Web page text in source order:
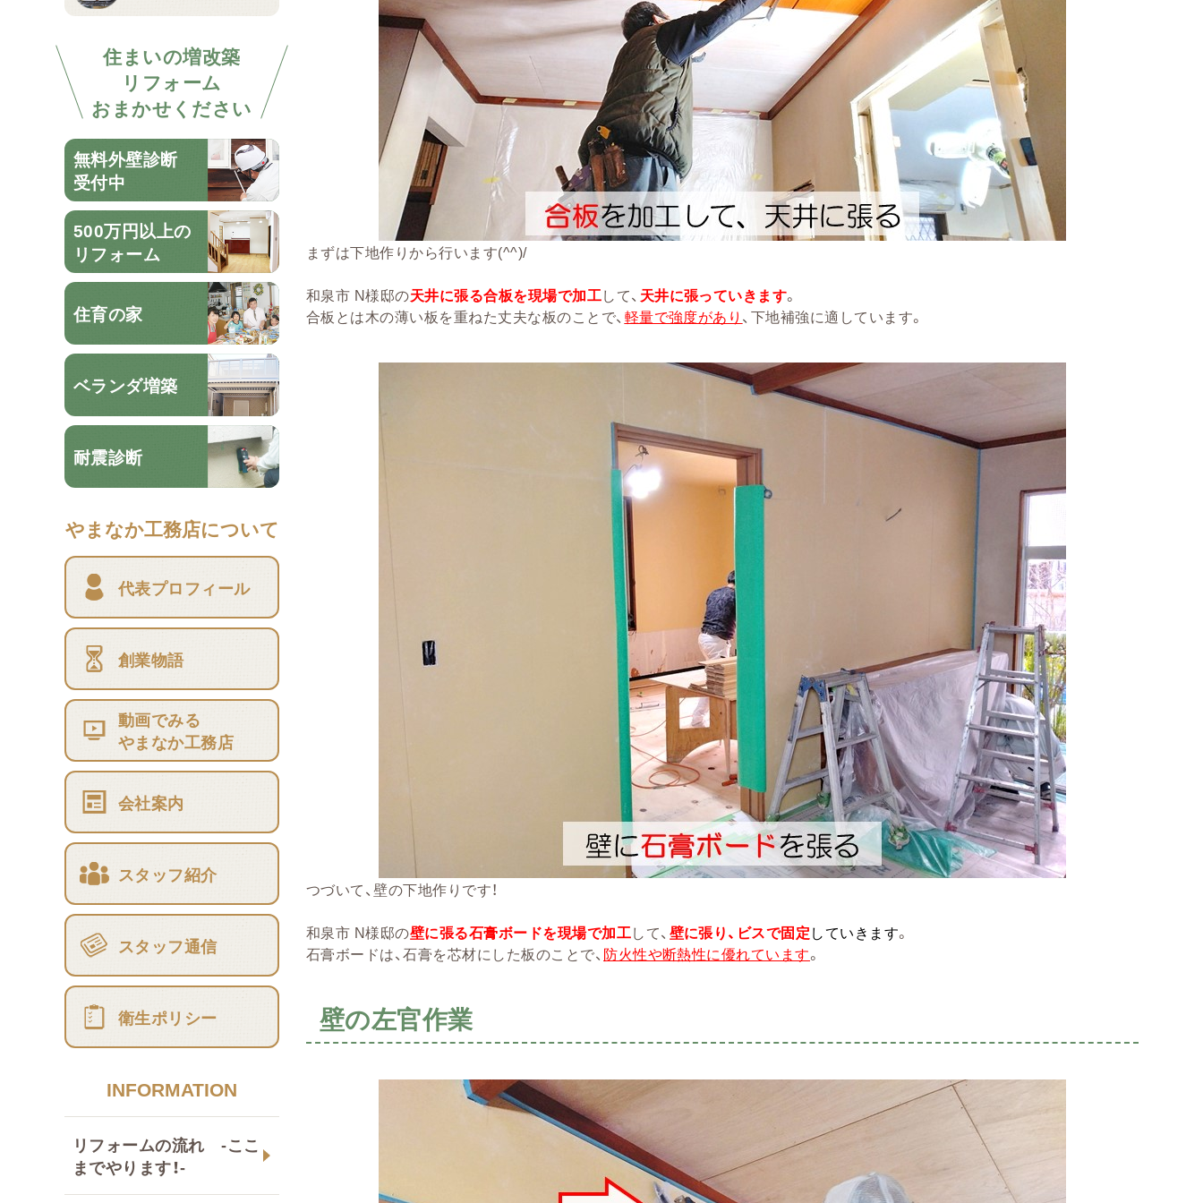
住まいの増改築
リフォーム
おまかせください
無料外壁診断
受付中
500万円以上の
リフォーム
住育の家
ベランダ増築
耐震診断
やまなか工務店について
代表プロフィール
創業物語
動画でみる
やまなか工務店
会社案内
スタッフ紹介
スタッフ通信
衛生ポリシー
INFORMATION
リフォームの流れ -ここ
までやります！-
まずは下地作りから行います(^^)/
和泉市 N様邸の天井に張る合板を現場で加工して、 天井に張っていきます。
合板とは木の薄い板を重ねた丈夫な板のことで、 軽量で強度があり 、下地補強に適しています。
つづいて、壁の下地作りです！
和泉市 N様邸の壁に張る石膏ボードを現場で加工して、 壁に張り、ビスで固定していきます。
石膏ボードは、石膏を芯材にした板のことで、 防火性や断熱性に優れています。
壁の左官作業